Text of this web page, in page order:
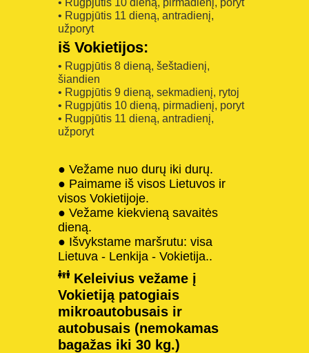
• Rugpjūtis 11 dieną, antradienį,
užporyt
iš Vokietijos:
• Rugpjūtis 8 dieną, šeštadienį,
šiandien
• Rugpjūtis 9 dieną, sekmadienį, rytoj
• Rugpjūtis 10 dieną, pirmadienį, poryt
• Rugpjūtis 11 dieną, antradienį,
užporyt
● Vežame nuo durų iki durų.
● Paimame iš visos Lietuvos ir
visos Vokietijoje.
● Vežame kiekvieną savaitės
dieną.
● Išvykstame maršrutu: visa
Lietuva - Lenkija - Vokietija..
Keleivius vežame į
Vokietiją patogiais
mikroautobusais ir
autobusais (nemokamas
bagažas iki 30 kg.)